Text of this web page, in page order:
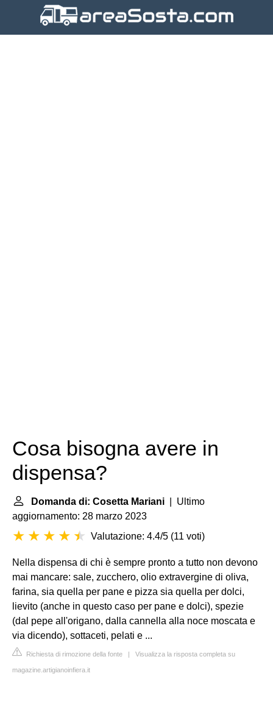
Cosa bisogna avere in
dispensa?
Domanda di: Cosetta Mariani | Ultimo
aggiornamento: 28 marzo 2023
Valutazione: 4.4/5 (11 voti)
Nella dispensa di chi è sempre pronto a tutto non devono
mai mancare: sale, zucchero, olio extravergine di oliva,
farina, sia quella per pane e pizza sia quella per dolci,
lievito (anche in questo caso per pane e dolci), spezie
(dal pepe all'origano, dalla cannella alla noce moscata e
via dicendo), sottaceti, pelati e ...
Richiesta di rimozione della fonte | Visualizza la risposta completa su
magazine.artigianoinfiera.it